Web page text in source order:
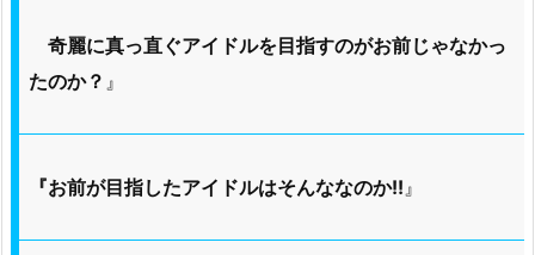
奇麗に真っ直ぐアイドルを目指すのがお前じゃなかっ
たのか？ 』
『お前が目指したアイドルはそんななのか!! 』